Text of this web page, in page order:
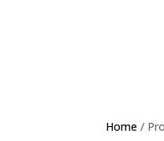
Home /